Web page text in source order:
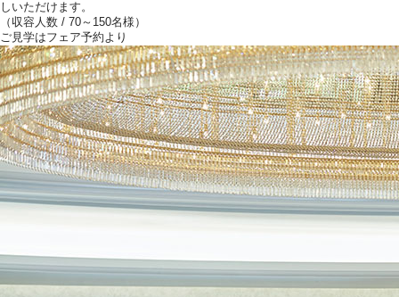
ご
お気
お
しいただけます。
（収容人数 / 70～150名様）
ご見学はフェア予約より